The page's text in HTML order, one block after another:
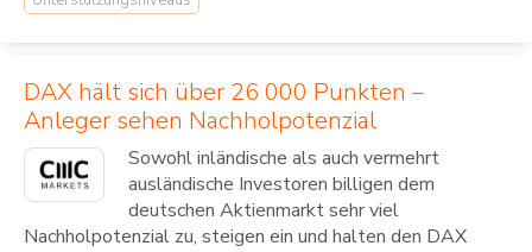
DAX hält sich über 26 000 Punkten –
Anleger sehen Nachholpotenzial
Sowohl inländische als auch vermehrt
ausländische Investoren billigen dem
deutschen Aktienmarkt sehr viel
Nachholpotenzial zu, steigen ein und halten den DAX